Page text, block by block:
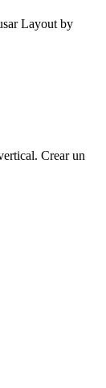
Layout by
Crear un